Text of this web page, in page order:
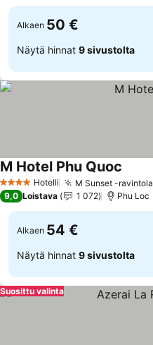
Alkaen 50 €
Näytä hinnat 9 sivustolta
4 Tähtiluokitus
Hotelli M Sunset -ravintola
M Hotel Phu Quoc
9,0 Loistava 1 072 Phu Loc
Alkaen 54 €
Näytä hinnat 9 sivustolta
Suosittu valinta